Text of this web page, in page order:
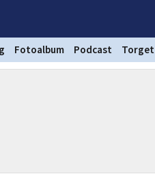
Fotoalbum Podcast Torget